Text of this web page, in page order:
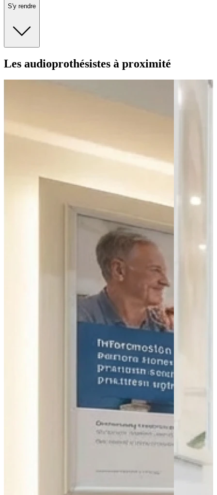
S'y rendre
Moyens de transport
Bus - G. Péri
Parking - Parking des Halles
Parking - Parking Place d'Aine
Parking - Parking Republique 18 Boulevard Carnot
OpenStreetMap
Les audioprothésistes à proximité